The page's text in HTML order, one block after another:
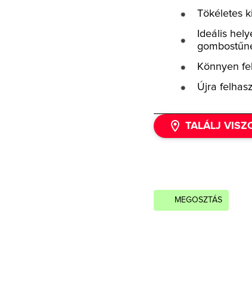
Tökéletes
Ideális
Könnyen
Újra
TALÁLJ
MEGOSZTÁS